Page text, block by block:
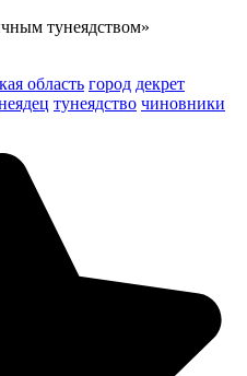
тунеядством»
область город декрет
тунеядство чиновники